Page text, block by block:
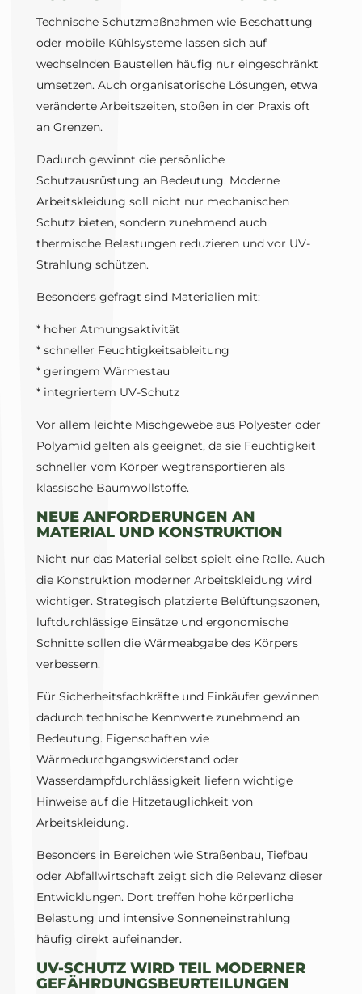
Technische Schutzmaßnahmen wie Beschattung
oder mobile Kühlsysteme lassen sich auf
wechselnden Baustellen häufig nur eingeschränkt
umsetzen. Auch organisatorische Lösungen, etwa
veränderte Arbeitszeiten, stoßen in der Praxis oft
an Grenzen.
Dadurch gewinnt die persönliche
Schutzausrüstung an Bedeutung. Moderne
Arbeitskleidung soll nicht nur mechanischen
Schutz bieten, sondern zunehmend auch
thermische Belastungen reduzieren und vor UV-
Strahlung schützen.
Besonders gefragt sind Materialien mit:
* hoher Atmungsaktivität
* schneller Feuchtigkeitsableitung
* geringem Wärmestau
* integriertem UV-Schutz
Vor allem leichte Mischgewebe aus Polyester oder
Polyamid gelten als geeignet, da sie Feuchtigkeit
schneller vom Körper wegtransportieren als
klassische Baumwollstoffe.
NEUE ANFORDERUNGEN AN
MATERIAL UND KONSTRUKTION
Nicht nur das Material selbst spielt eine Rolle. Auch
die Konstruktion moderner Arbeitskleidung wird
wichtiger. Strategisch platzierte Belüftungszonen,
luftdurchlässige Einsätze und ergonomische
Schnitte sollen die Wärmeabgabe des Körpers
verbessern.
Für Sicherheitsfachkräfte und Einkäufer gewinnen
dadurch technische Kennwerte zunehmend an
Bedeutung. Eigenschaften wie
Wärmedurchgangswiderstand oder
Wasserdampfdurchlässigkeit liefern wichtige
Hinweise auf die Hitzetauglichkeit von
Arbeitskleidung.
Besonders in Bereichen wie Straßenbau, Tiefbau
oder Abfallwirtschaft zeigt sich die Relevanz dieser
Entwicklungen. Dort treffen hohe körperliche
Belastung und intensive Sonneneinstrahlung
häufig direkt aufeinander.
UV-SCHUTZ WIRD TEIL MODERNER
GEFÄHRDUNGSBEURTEILUNGEN